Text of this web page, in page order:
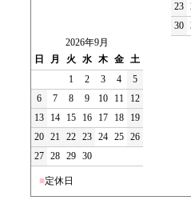
23
30
2026年9月
日
月 火 水 木 金 土
1
2 3 4
5
6
7 8 9 10 11
12
13
14 15 16 17 18
19
20 21 22 23 24 25 26
27 28 29 30
■定休日